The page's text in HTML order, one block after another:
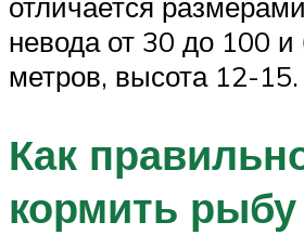
невода от 30 до 100 и
метров, высота 12-15.
Как
кормить рыбу